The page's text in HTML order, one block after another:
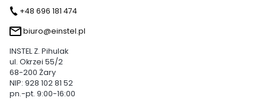
+48 696 181 474
biuro@einstel.pl
INSTEL Z. Pihulak
ul. Okrzei 55/2
68-200 Żary
NIP: 928 102 81 52
pn.-pt. 9:00-16:00